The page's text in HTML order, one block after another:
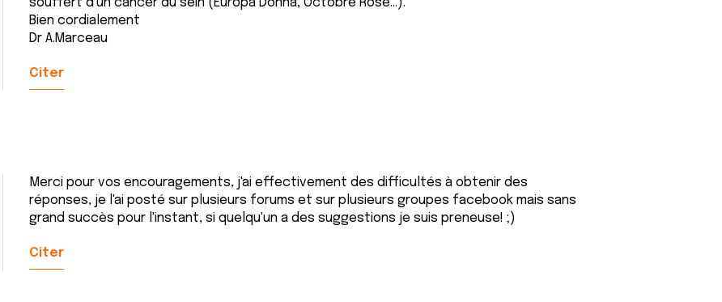
souffert d'un cancer du sein (Europa Donna, Octobre Rose...).
Bien cordialement
Dr A.Marceau
Citer
Merci pour vos encouragements, j'ai effectivement des difficultés à obtenir des
réponses, je l'ai posté sur plusieurs forums et sur plusieurs groupes facebook mais sans
grand succès pour l'instant, si quelqu'un a des suggestions je suis preneuse! ;)
Citer